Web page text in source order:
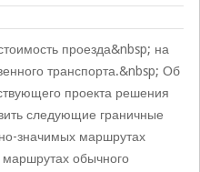
проезда&nbsp; на
транспорта.&nbsp; Об
проекта решения
следующие граничные
значимых маршрутах
маршрутах обычного